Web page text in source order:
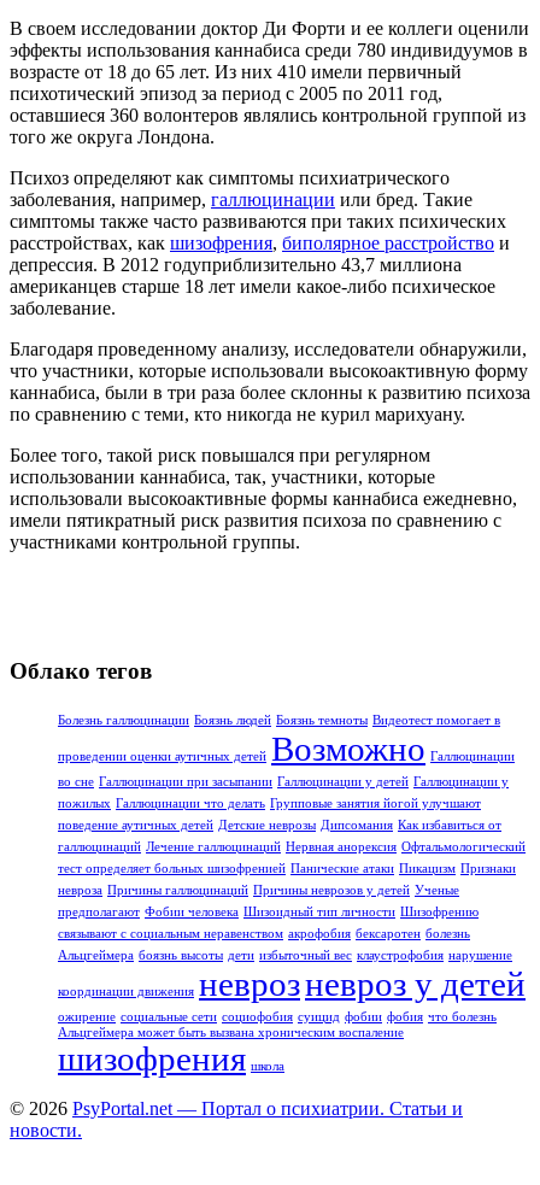
В своем исследовании доктор Ди Форти и ее коллеги оценили
эффекты использования каннабиса среди 780 индивидуумов в
возрасте от 18 до 65 лет. Из них 410 имели первичный
психотический эпизод за период с 2005 по 2011 год,
оставшиеся 360 волонтеров являлись контрольной группой из
того же округа Лондона.
Психоз определяют как симптомы психиатрического
заболевания, например, галлюцинации или бред. Такие
симптомы также часто развиваются при таких психических
расстройствах, как шизофрения, биполярное расстройство и
депрессия. В 2012 годуприблизительно 43,7 миллиона
американцев старше 18 лет имели какое-либо психическое
заболевание.
Благодаря проведенному анализу, исследователи обнаружили,
что участники, которые использовали высокоактивную форму
каннабиса, были в три раза более склонны к развитию психоза
по сравнению с теми, кто никогда не курил марихуану.
Более того, такой риск повышался при регулярном
использовании каннабиса, так, участники, которые
использовали высокоактивные формы каннабиса ежедневно,
имели пятикратный риск развития психоза по сравнению с
участниками контрольной группы.
Облако тегов
Болезнь галлюцинации Боязнь людей Боязнь темноты Видеотест помогает в
проведении оценки аутичных детей Возможно Галлюцинации
во сне Галлюцинации при засыпании Галлюцинации у детей Галлюцинации у
пожилых Галлюцинации что делать Групповые занятия йогой улучшают
поведение аутичных детей Детские неврозы Дипсомания Как избавиться от
галлюцинаций Лечение галлюцинаций Нервная анорексия Офтальмологический
тест определяет больных шизофренией Панические атаки Пикацизм Признаки
невроза Причины галлюцинаций Причины неврозов у детей Ученые
предполагают Фобии человека Шизоидный тип личности Шизофрению
связывают с социальным неравенством акрофобия бексаротен болезнь
Альцгеймера боязнь высоты дети избыточный вес клаустрофобия нарушение
координации движения неврозневроз у детей
ожирение социальные сети социофобия суицид фобии фобия что болезнь
Альцгеймера может быть вызвана хроническим воспаление
шизофрения школа
© 2026 PsyPortal.net — Портал о психиатрии. Статьи и
новости.